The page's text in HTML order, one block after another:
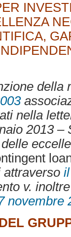
della
nella
2013–
attraverso
v.
novembre